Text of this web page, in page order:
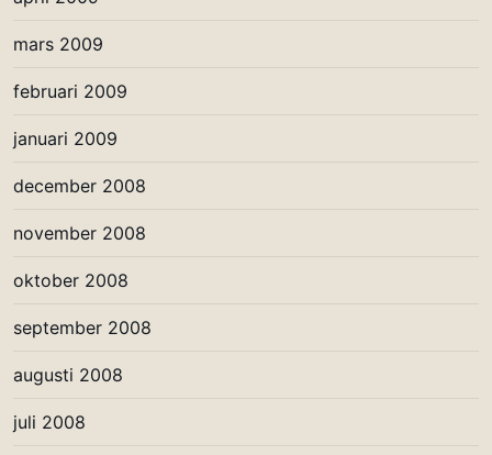
mars 2009
februari 2009
januari 2009
december 2008
november 2008
oktober 2008
september 2008
augusti 2008
juli 2008